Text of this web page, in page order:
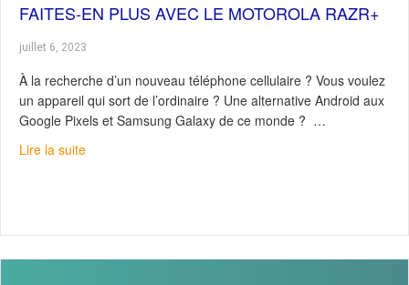
FAITES-EN PLUS AVEC LE MOTOROLA RAZR+
juillet 6, 2023
À la recherche d’un nouveau téléphone cellulaire ? Vous voulez
un appareil qui sort de l’ordinaire ? Une alternative Android aux
Google Pixels et Samsung Galaxy de ce monde ? …
Lire la suiteabout Faites-en plus avec le Motorola Razr+